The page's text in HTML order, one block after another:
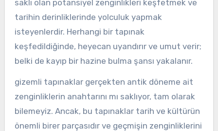
saklı olan potansiyel zenginlikleri keşfetmek ve
tarihin derinliklerinde yolculuk yapmak
isteyenlerdir. Herhangi bir tapınak
keşfedildiğinde, heyecan uyandırır ve umut verir;
belki de kayıp bir hazine bulma şansı yakalanır.
gizemli tapınaklar gerçekten antik döneme ait
zenginliklerin anahtarını mı saklıyor, tam olarak
bilemeyiz. Ancak, bu tapınaklar tarih ve kültürün
önemli birer parçasıdır ve geçmişin zenginliklerini